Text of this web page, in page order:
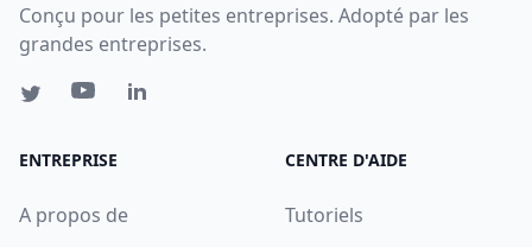
Conçu pour les petites entreprises. Adopté par les
grandes entreprises.
ENTREPRISE
A propos de
CENTRE D'AIDE
Tutoriels